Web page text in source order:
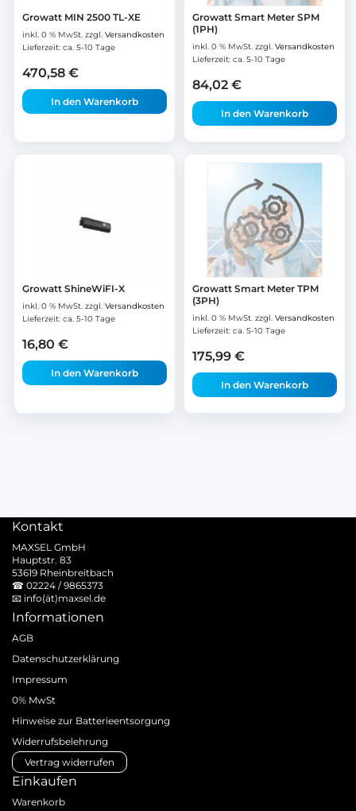
Growatt MIN 2500 TL-XE
inkl. 0 % MwSt. zzgl. Versandkosten
Lieferzeit: ca. 5-10 Tage
470,58 €
In den Warenkorb
Growatt Smart Meter SPM
(1PH)
inkl. 0 % MwSt. zzgl. Versandkosten
Lieferzeit: ca. 5-10 Tage
84,02 €
In den Warenkorb
Growatt ShineWiFI-X
inkl. 0 % MwSt. zzgl. Versandkosten
Lieferzeit: ca. 5-10 Tage
16,80 €
In den Warenkorb
Growatt Smart Meter TPM
(3PH)
inkl. 0 % MwSt. zzgl. Versandkosten
Lieferzeit: ca. 5-10 Tage
175,99 €
In den Warenkorb
Kontakt
MAXSEL GmbH
Hauptstr. 83
53619 Rheinbreitbach
☎ 02224 / 9865373
📧 info(ät)maxsel.de
Informationen
AGB
Datenschutzerklärung
Impressum
0% MwSt
Hinweise zur Batterieentsorgung
Widerrufsbelehrung
Vertrag widerrufen
Einkaufen
Warenkorb